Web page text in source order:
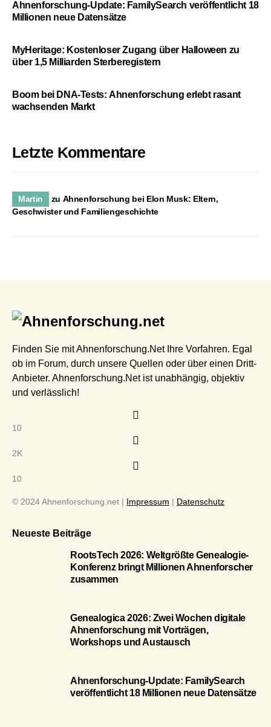
Ahnenforschung-Update: FamilySearch veröffentlicht 18
Millionen neue Datensätze
MyHeritage: Kostenloser Zugang über Halloween zu
über 1,5 Milliarden Sterberegistern
Boom bei DNA-Tests: Ahnenforschung erlebt rasant
wachsenden Markt
Letzte Kommentare
Martin zu Ahnenforschung bei Elon Musk: Eltern,
Geschwister und Familiengeschichte
Finden Sie mit Ahnenforschung.Net Ihre Vorfahren. Egal
ob im Forum, durch unsere Quellen oder über einen Dritt-
Anbieter. Ahnenforschung.Net ist unabhängig, objektiv
und verlässlich!
10
2K
10
© 2024 Ahnenforschung.net | Impressum | Datenschutz
Neueste Beiträge
RootsTech 2026: Weltgrößte Genealogie-
Konferenz bringt Millionen Ahnenforscher
zusammen
Genealogica 2026: Zwei Wochen digitale
Ahnenforschung mit Vorträgen,
Workshops und Austausch
Ahnenforschung-Update: FamilySearch
veröffentlicht 18 Millionen neue Datensätze